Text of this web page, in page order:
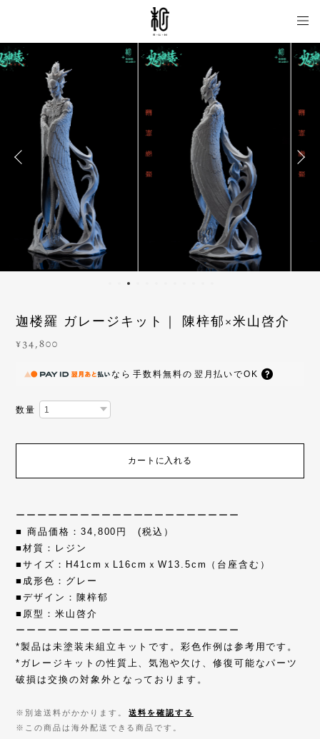
迦楼羅 ガレージキット｜ 陳梓郁×米山啓介
¥34,800
なら 手数料無料の 翌月払いでOK
数量
カートに入れる
ーーーーーーーーーーーーーーーーーーーーー
■ 商品価格：34,800円 (税込）
■材質：レジン
■サイズ：H41cmｘL16cmｘW13.5cm（台座含む）
■成形色：グレー
■デザイン：陳梓郁
■原型：米山啓介
ーーーーーーーーーーーーーーーーーーーーー
*製品は未塗装未組立キットです。彩色作例は参考用です。
*ガレージキットの性質上、気泡や欠け、修復可能なパーツ
破損は交換の対象外となっております。
※別途送料がかかります。
送料を確認する
※この商品は海外配送できる商品です。